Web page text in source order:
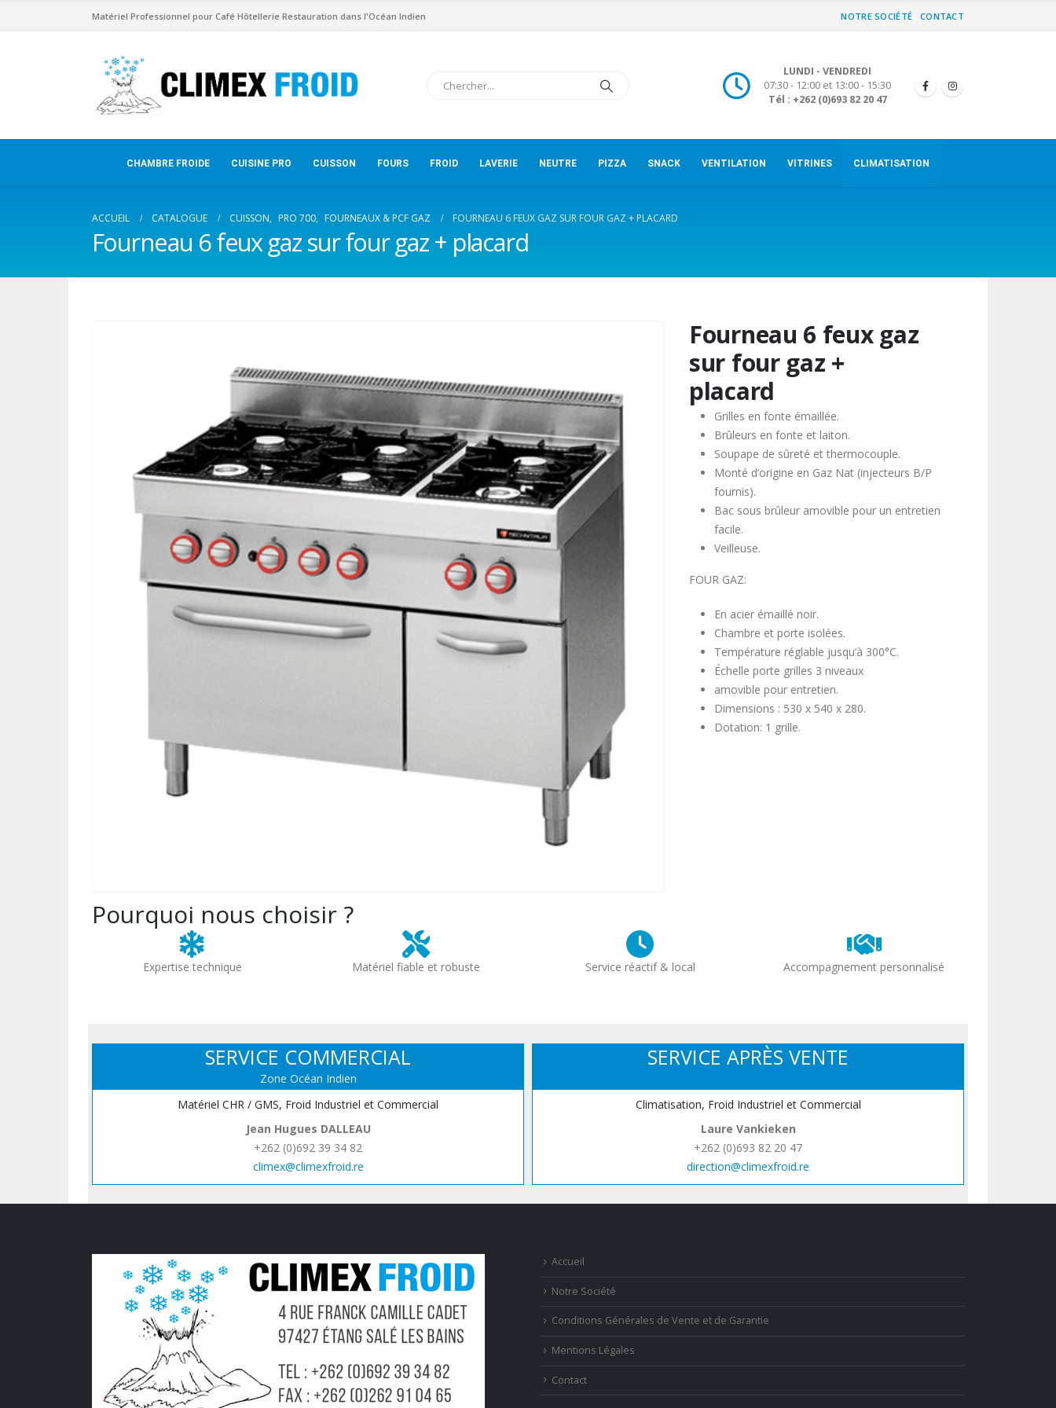
Matériel Professionnel pour Café Hôtellerie Restauration dans l'Océan Indien NOTRE SOCIÉTÉ CONTACT
LUNDI - VENDREDI
07:30 - 12:00 et 13:00 - 15:30
Tél : +262 (0)693 82 20 47
CHAMBRE FROIDE CUISINE PRO CUISSON FOURS FROID LAVERIE NEUTRE PIZZA SNACK VENTILATION VITRINES CLIMATISATION
ACCUEIL CATALOGUE CUISSON, PRO 700, FOURNEAUX & PCF GAZ FOURNEAU 6 FEUX GAZ SUR FOUR GAZ + PLACARD
Fourneau 6 feux gaz sur four gaz + placard
Fourneau 6 feux gaz
sur four gaz +
placard
Grilles en fonte émaillée.
Brûleurs en fonte et laiton.
Soupape de sûreté et thermocouple.
Monté d’origine en Gaz Nat (injecteurs B/P
fournis).
Bac sous brûleur amovible pour un entretien
facile.
Veilleuse.
FOUR GAZ:
En acier émaillé noir.
Chambre et porte isolées.
Température réglable jusqu’à 300°C.
Échelle porte grilles 3 niveaux
amovible pour entretien.
Dimensions : 530 x 540 x 280.
Dotation: 1 grille.
Pourquoi nous choisir ?
Expertise technique Matériel fiable et robuste Service réactif & local Accompagnement personnalisé
SERVICE COMMERCIAL
Zone Océan Indien
Matériel CHR / GMS, Froid Industriel et Commercial
Jean Hugues DALLEAU
+262 (0)692 39 34 82
climex@climexfroid.re
SERVICE APRÈS VENTE
Climatisation, Froid Industriel et Commercial
Laure Vankieken
+262 (0)693 82 20 47
direction@climexfroid.re
Accueil
Notre Société
Conditions Générales de Vente et de Garantie
Mentions Légales
Contact